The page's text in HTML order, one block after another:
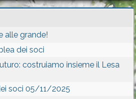
alle grande!
dei soci
costruiamo insieme il Lesa
soci 05/11/2025